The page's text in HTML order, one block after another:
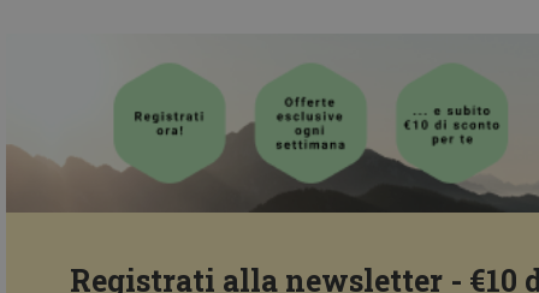
Registrati alla newsletter - €10